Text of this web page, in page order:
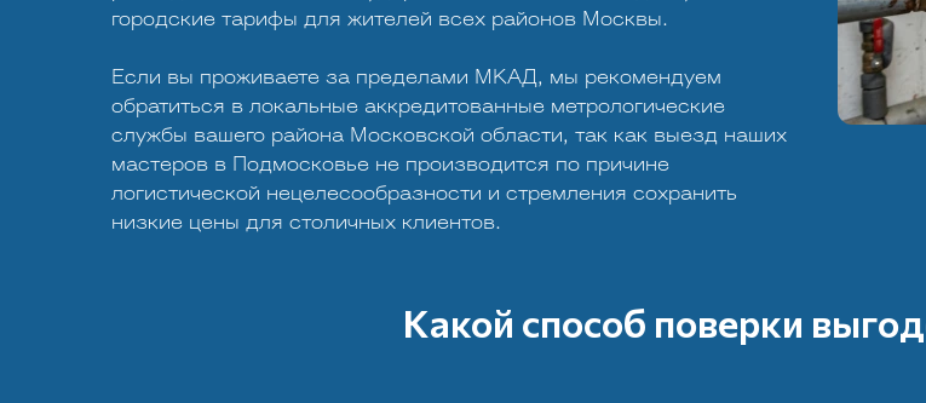
городские тарифы для жителей всех районов Москвы.
Если вы проживаете за пределами МКАД, мы рекомендуем
обратиться в локальные аккредитованные метрологические
службы вашего района Московской области, так как выезд наших
мастеров в Подмосковье не производится по причине
логистической нецелесообразности и стремления сохранить
низкие цены для столичных клиентов.
Какой способ поверки